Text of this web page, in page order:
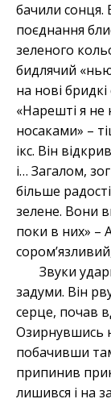
бачили
поєднання
зеленого
бидлячий
на нові
«Нарешті я не
носаками» –
ікс. Він
і… Загалом,
більше
зелене. Вони
поки в них» –
Звуки
задуми. Він
серце, почав
Озирнувшись
побачивши
припинив
лишився і на